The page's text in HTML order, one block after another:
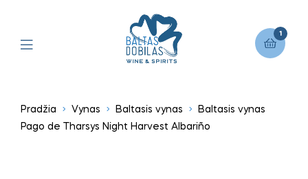
1
Pradžia Vynas Baltasis vynas
Baltasis vynas
Pago de Tharsys Night Harvest Albariño